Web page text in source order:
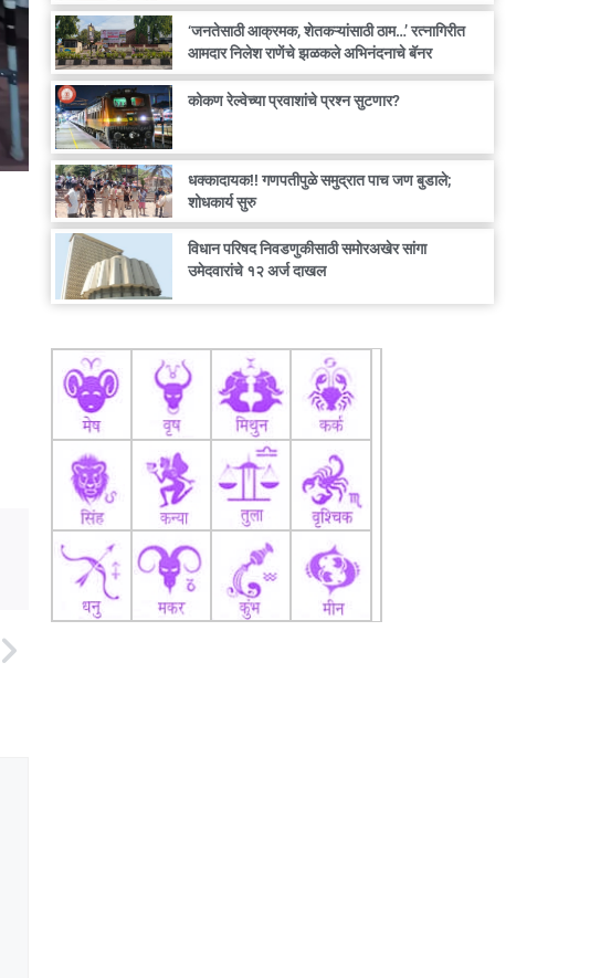
‘जनतेसाठी आक्रमक, शेतकऱ्यांसाठी ठाम…’ रत्नागिरीत
आमदार निलेश राणेंचे झळकले अभिनंदनाचे बॅनर
कोकण रेल्वेच्या प्रवाशांचे प्रश्न सुटणार?
धक्कादायक!! गणपतीपुळे समुद्रात पाच जण बुडाले;
शोधकार्य सुरु
विधान परिषद निवडणुकीसाठी समोरअखेर सांगा
उमेदवारांचे १२ अर्ज दाखल